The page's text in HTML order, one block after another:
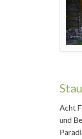
Acht
und